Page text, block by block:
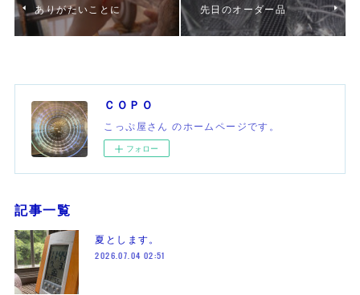
ありがたいことに 先日のオーダー品
ＣＯＰＯ
こっぷ屋さん のホームページです。
フォロー
記事一覧
夏とします。
2026.07.04 02:51